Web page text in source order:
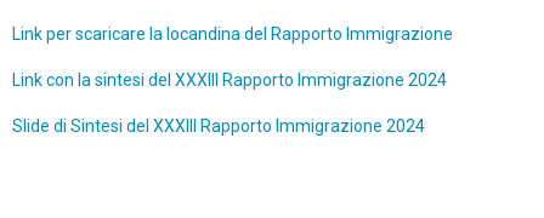
Link per scaricare la locandina del Rapporto Immigrazione
Link con la sintesi del XXXIII Rapporto Immigrazione 2024
Slide di Sintesi del XXXIII Rapporto Immigrazione 2024